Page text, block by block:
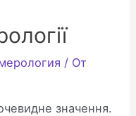
/ От
значення.